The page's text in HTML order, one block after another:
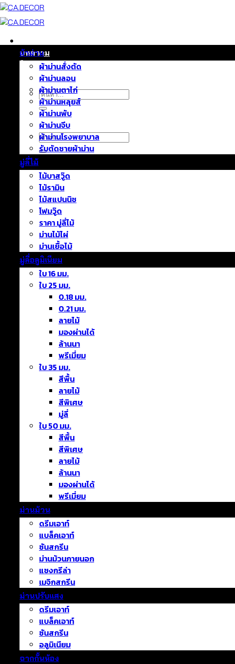
ข้าม
ยัง
บทความ
ติดต่อเรา
เกี่ยวกับเรา
ค้นหา:
ค้นหา:
ผ้าม่าน
ผ้าม่านสั่งตัด
ผ้าม่านลอน
ผ้าม่านตาไก่
ผ้าม่านหลุยส์
ผ้าม่านพับ
ผ้าม่านจีบ
ผ้าม่านโรงพยาบาล
รับตัดชายผ้าม่าน
มู่ลี่ไม้
ไม้บาสวู๊ด
ไม้รามิน
ไม้สแปนนิช
โฟมวู๊ด
ราคา มู่ลี่ไม้
ม่านไม้ไผ่
ม่านเยื้อไม้
มู่ลี่อลูมิเนียม
ใบ 16 มม.
ใบ 25 มม.
0.18 มม.
0.21 มม.
ลายไม้
มองผ่านได้
ล้านนา
พรีเมี่ยม
ใบ 35 มม.
สีพื้น
ลายไม้
สีพิเศษ
มู่ลี่
ใบ 50 มม.
สีพื้น
สีพิเศษ
ลายไม้
ล้านนา
มองผ่านได้
พรีเมี่ยม
ม่านม้วน
ดรีมเอาท์
แบล็คเอาท์
ซันสกรีน
ม่านม้วนภายนอก
แชงกรีล่า
เมจิกสกรีน
ม่านปรับแสง
ดรีมเอาท์
แบล็คเอาท์
ซันสกรีน
อลูมิเนียม
ฉากกั้นห้อง